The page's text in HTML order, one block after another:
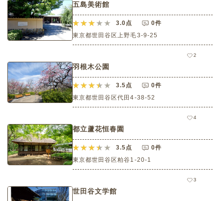
五島美術館
3.0点
0件
東京都世田谷区上野毛3-9-25
2
羽根木公園
3.5点
0件
東京都世田谷区代田4-38-52
4
都立蘆花恒春園
3.5点
0件
東京都世田谷区粕谷1-20-1
3
世田谷文学館